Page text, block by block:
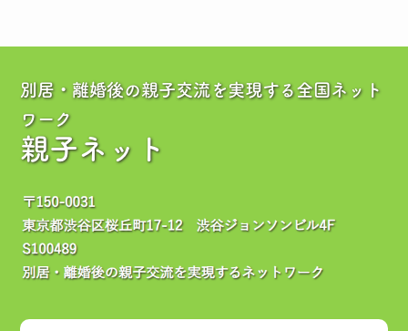
別居・離婚後の親子交流を実現する全国ネット
ワーク
親子ネット